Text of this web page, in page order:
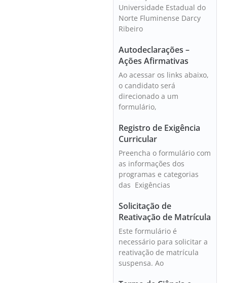
Universidade Estadual do
Norte Fluminense Darcy
Ribeiro
Autodeclarações –
Ações Afirmativas
Ao acessar os links abaixo,
o candidato será
direcionado a um
formulário,
Registro de Exigência
Curricular
Preencha o formulário com
as informações dos
programas e categorias
das Exigências
Solicitação de
Reativação de Matrícula
Este formulário é
necessário para solicitar a
reativação de matrícula
suspensa. Ao